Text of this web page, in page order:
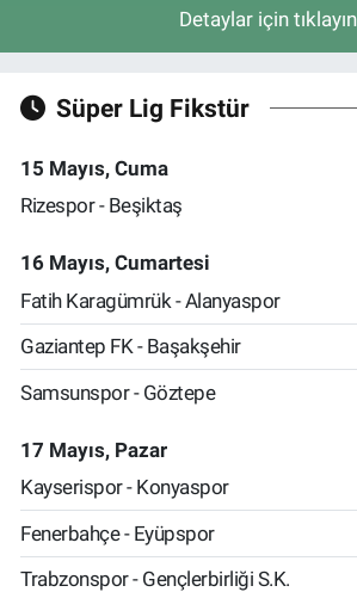
Detaylar için tıklayın
Süper Lig Fikstür
15 Mayıs, Cuma
Rizespor - Beşiktaş
16 Mayıs, Cumartesi
Fatih Karagümrük - Alanyaspor
Gaziantep FK - Başakşehir
Samsunspor - Göztepe
17 Mayıs, Pazar
Kayserispor - Konyaspor
Fenerbahçe - Eyüpspor
Trabzonspor - Gençlerbirliği S.K.